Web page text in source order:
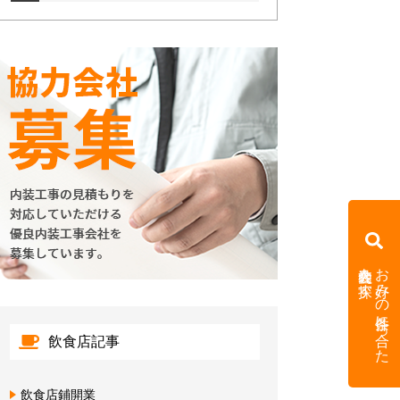
飲食店記事
飲食店鋪開業
お好みの条件に合った
内装会社を探す